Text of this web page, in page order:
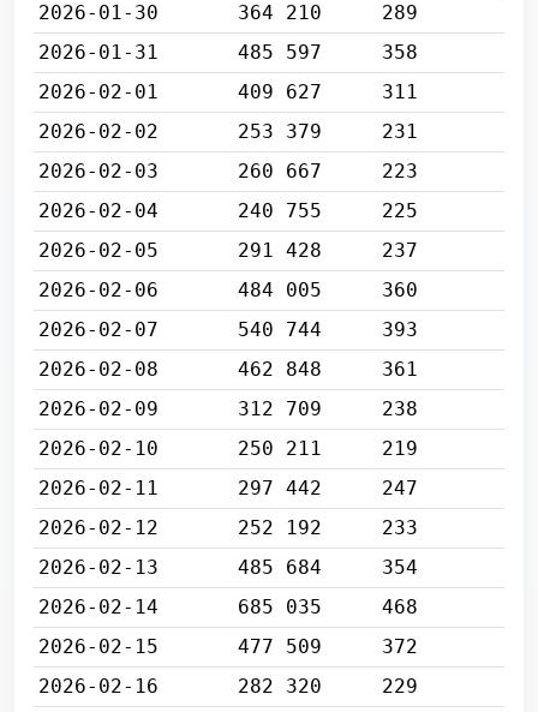
2026-01-30
364 210
289
2026-01-31
485 597
358
2026-02-01
409 627
311
2026-02-02
253 379
231
2026-02-03
260 667
223
2026-02-04
240 755
225
2026-02-05
291 428
237
2026-02-06
484 005
360
2026-02-07
540 744
393
2026-02-08
462 848
361
2026-02-09
312 709
238
2026-02-10
250 211
219
2026-02-11
297 442
247
2026-02-12
252 192
233
2026-02-13
485 684
354
2026-02-14
685 035
468
2026-02-15
477 509
372
2026-02-16
282 320
229